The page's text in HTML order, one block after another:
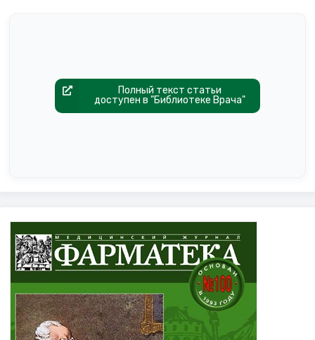
Полный текст статьи
доступен в "Библиотеке Врача"